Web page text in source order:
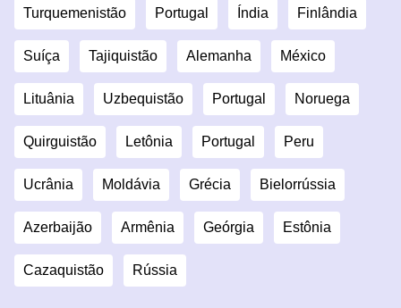
Turquemenistão Portugal Índia Finlândia
Suíça Tajiquistão Alemanha México
Lituânia Uzbequistão Portugal Noruega
Quirguistão Letônia Portugal Peru
Ucrânia Moldávia Grécia Bielorrússia
Azerbaijão Armênia Geórgia Estônia
Cazaquistão Rússia